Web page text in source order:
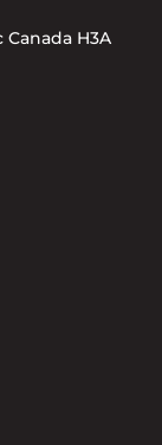
Canada H3A